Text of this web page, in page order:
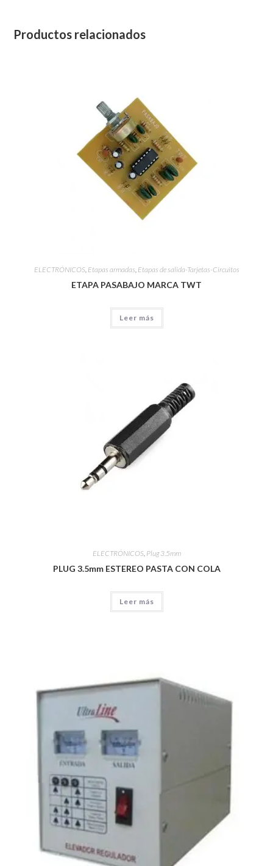
Productos relacionados
ELECTRÓNICOS, Etapas armadas Etapas de salida-Tarjetas-Circuitos
ETAPA PASABAJO MARCA TWT
Leer más
ELECTRÓNICOS, Plug 3.5mm
PLUG 3.5mm ESTEREO PASTA CON COLA
Leer más